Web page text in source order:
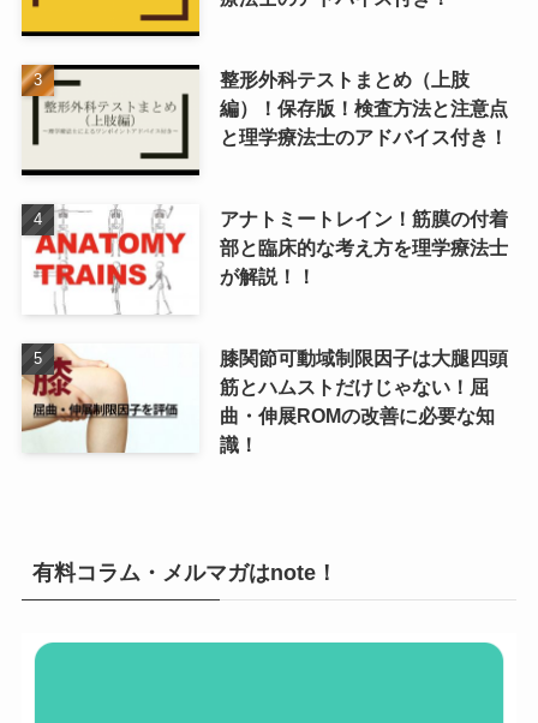
整形外科テストまとめ（上肢
編）！保存版！検査方法と注意点
と理学療法士のアドバイス付き！
アナトミートレイン！筋膜の付着
部と臨床的な考え方を理学療法士
が解説！！
膝関節可動域制限因子は大腿四頭
筋とハムストだけじゃない！屈
曲・伸展ROMの改善に必要な知
識！
有料コラム・メルマガはnote！